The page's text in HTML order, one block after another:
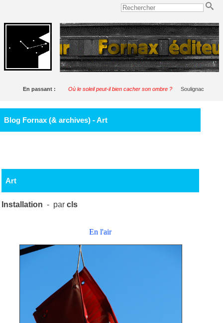
En passant : Où le soleil peut-il bien cacher son ombre ? Soulignac
Blog Fornax (& archives) - Art
Art
Installation - parcls
En l'air